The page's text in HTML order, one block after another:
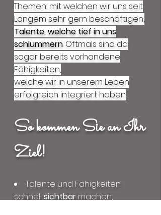
Themen, mit welchen wir uns seit
Langem sehr gern beschäftigen,
Talente, welche tief in uns
schlummern. Oftmals sind da
sogar bereits vorhandene
Fähigkeiten,
welche wir in unserem Leben
erfolgreich integriert haben.
So kommen Sie an Ihr
Ziel!
Talente und Fähigkeiten
schnell sichtbar machen,